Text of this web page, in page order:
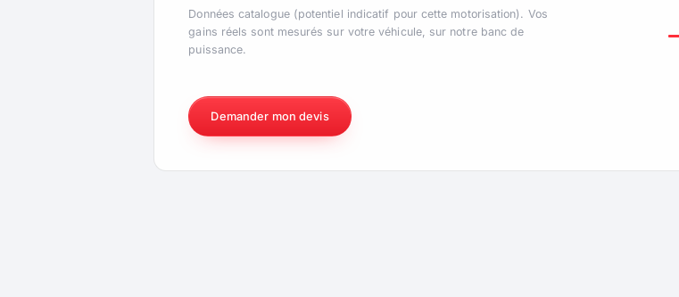
Données catalogue (potentiel indicatif pour cette motorisation). Vos
gains réels sont mesurés sur votre véhicule, sur notre banc de
puissance.
Demander mon devis